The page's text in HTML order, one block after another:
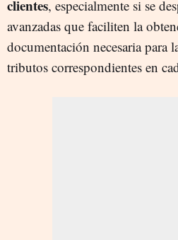
clientes, especialmente si se
avanzadas que faciliten la
documentación necesaria para
tributos correspondientes en